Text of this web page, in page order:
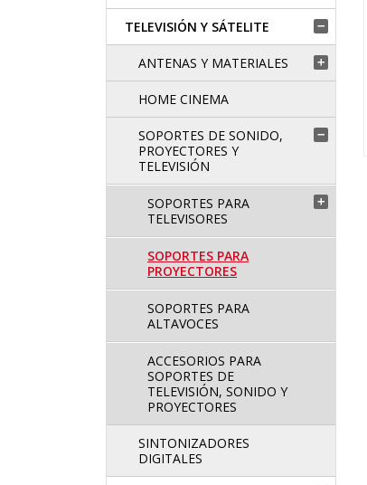
TELEVISIÓN Y SÁTELITE 
ANTENAS Y MATERIALES 
HOME CINEMA
SOPORTES DE SONIDO,
PROYECTORES Y
TELEVISIÓN

SOPORTES PARA
TELEVISORES

SOPORTES PARA
PROYECTORES
SOPORTES PARA
ALTAVOCES
ACCESORIOS PARA
SOPORTES DE
TELEVISIÓN, SONIDO Y
PROYECTORES
SINTONIZADORES
DIGITALES